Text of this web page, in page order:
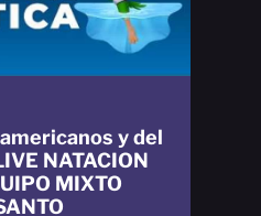
y del
NATACION
MIXTO